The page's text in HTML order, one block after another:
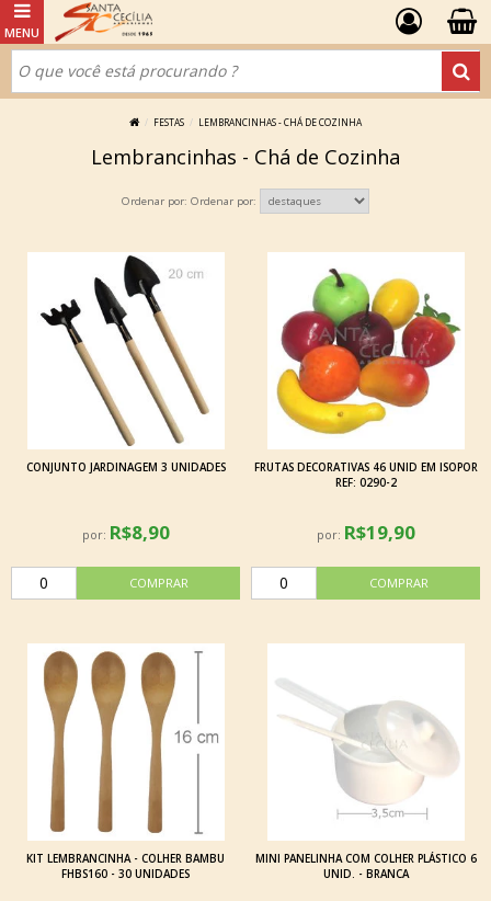
FESTAS LEMBRANCINHAS - CHÁ DE COZINHA
Lembrancinhas - Chá de Cozinha
Ordenar por:
CONJUNTO JARDINAGEM 3 UNIDADES
por: R$8,90
FRUTAS DECORATIVAS 46 UNID EM ISOPOR
REF: 0290-2
por: R$19,90
KIT LEMBRANCINHA - COLHER BAMBU
FHBS160 - 30 UNIDADES
MINI PANELINHA COM COLHER PLÁSTICO 6
UNID. - BRANCA